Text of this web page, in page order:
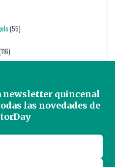
(55)
newsletter quincenal
las novedades de